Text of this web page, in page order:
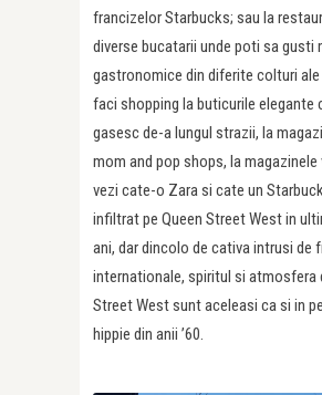
francizelor Starbucks; sau la
diverse bucatarii unde poti sa gusti
gastronomice din diferite colturi ale
faci shopping la buticurile elegante
gasesc de-a lungul strazii, la
mom and pop shops, la magazinele
vezi cate-o Zara si cate un
infiltrat pe Queen Street West in
ani, dar dincolo de cativa intrusi de
internationale, spiritul si atmosfera
Street West sunt aceleasi ca si in
hippie din anii ’60.